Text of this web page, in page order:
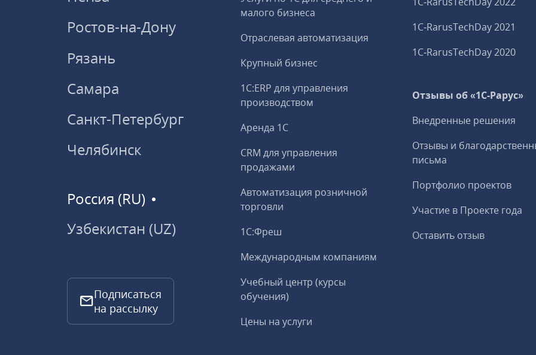
Ростов-на-Дону
Рязань
Самара
Санкт-Петербург
Челябинск
Россия (RU)
Узбекистан (UZ)
Подписаться
на рассылку
малого бизнеса
Отраслевая автоматизация
Крупный бизнес
1С:ERP для управления
производством
Аренда 1С
CRM для управления
продажами
Автоматизация розничной
торговли
1С:Фреш
Международным компаниям
Учебный центр (курсы
обучения)
Цены на услуги
1C‑RarusTechDay 2021
1C‑RarusTechDay 2020
Отзывы об «1С-Рарус»
Внедренные решения
Отзывы и
письма
Портфолио проектов
Участие в Проекте года
Оставить отзыв